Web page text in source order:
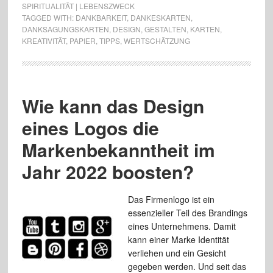
SPIRITUALITÄT | LEBENSZWECK
TAGGED WITH: DANKBARKEIT, DANKESKARTEN
DANKSAGUNGSKARTEN DESIGN GESTALTEN KARTEN
KREATIVITÄT, PAPIER TIPPS, WERTSCHÄTZUNG
Wie kann das Design
eines Logos die
Markenbekanntheit im
Jahr 2022 boosten?
Das Firmenlogo ist ein
essenzieller Teil des Brandings
eines Unternehmens. Damit
kann einer Marke Identität
verliehen und ein Gesicht
gegeben werden. Und seit das